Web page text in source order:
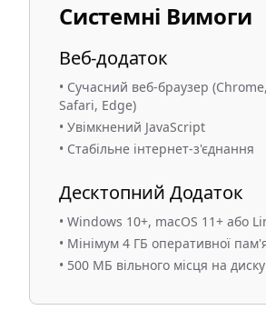
Системні Вимоги
Веб-додаток
• Сучасний веб-браузер
Safari, Edge)
• Увімкнений JavaScript
• Стабільне інтернет-з'єднання
Десктопний Додаток
• Windows 10+, macOS 11+ або
• Мінімум 4 ГБ оперативної
• 500 МБ вільного місця на диску